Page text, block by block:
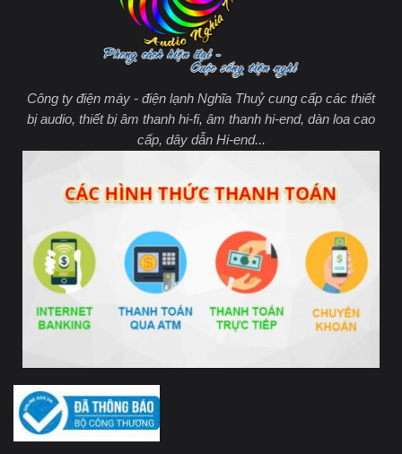
Công ty điện máy - điện lạnh Nghĩa Thuỷ cung cấp các thiết
bị audio, thiết bị âm thanh hi-fi, âm thanh hi-end, dàn loa cao
cấp, dây dẫn Hi-end...